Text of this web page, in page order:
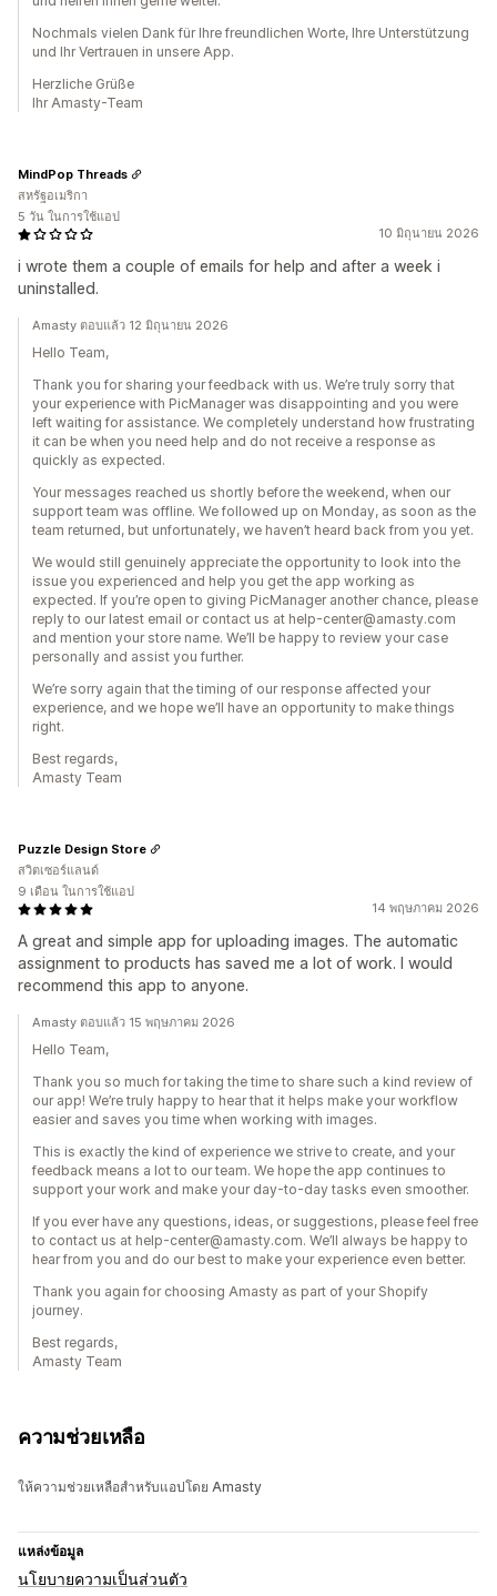
Nochmals vielen Dank für Ihre freundlichen Worte, Ihre Unterstützung
und Ihr Vertrauen in unsere App.
Herzliche Grüße
Ihr Amasty-Team
10 มิถุนายน 2026
i wrote them a couple of emails for help and after a week i
uninstalled.
MindPop Threads
สหรัฐอเมริกา
5 วัน ในการใช้แอป
Amasty ตอบแล้ว 12 มิถุนายน 2026
Hello Team,
Thank you for sharing your feedback with us. We’re truly sorry that
your experience with PicManager was disappointing and you were
left waiting for assistance. We completely understand how frustrating
it can be when you need help and do not receive a response as
quickly as expected.
Your messages reached us shortly before the weekend, when our
support team was offline. We followed up on Monday, as soon as the
team returned, but unfortunately, we haven’t heard back from you yet.
We would still genuinely appreciate the opportunity to look into the
issue you experienced and help you get the app working as
expected. If you’re open to giving PicManager another chance, please
reply to our latest email or contact us at help-center@amasty.com
and mention your store name. We’ll be happy to review your case
personally and assist you further.
We’re sorry again that the timing of our response affected your
experience, and we hope we’ll have an opportunity to make things
right.
Best regards,
Amasty Team
14 พฤษภาคม 2026
A great and simple app for uploading images. The automatic
assignment to products has saved me a lot of work. I would
recommend this app to anyone.
Puzzle Design Store
สวิตเซอร์แลนด์
9 เดือน ในการใช้แอป
Amasty ตอบแล้ว 15 พฤษภาคม 2026
Hello Team,
Thank you so much for taking the time to share such a kind review of
our app! We’re truly happy to hear that it helps make your workflow
easier and saves you time when working with images.
This is exactly the kind of experience we strive to create, and your
feedback means a lot to our team. We hope the app continues to
support your work and make your day-to-day tasks even smoother.
If you ever have any questions, ideas, or suggestions, please feel free
to contact us at help-center@amasty.com. We’ll always be happy to
hear from you and do our best to make your experience even better.
Thank you again for choosing Amasty as part of your Shopify
journey.
Best regards,
Amasty Team
ความช่วยเหลือ
ให้ความช่วยเหลือสำหรับแอปโดย Amasty
แหล่งข้อมูล
นโยบายความเป็นส่วนตัว